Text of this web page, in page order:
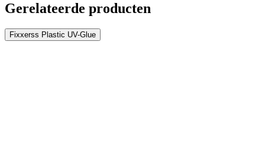
Gerelateerde producten
Fixxerss Plastic UV-Glue